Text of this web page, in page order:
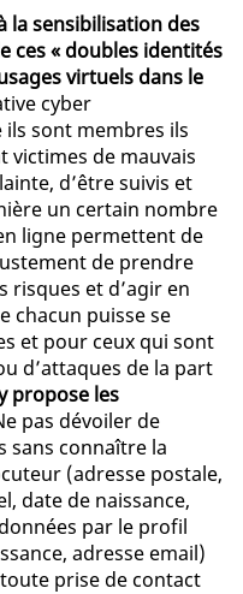
la sensibilisation des
ces « doubles identités
virtuels dans le
cyber
sont membres ils
victimes de mauvais
d’être suivis et
un certain nombre
ligne permettent de
de prendre
risques et d’agir en
chacun puisse se
et pour ceux qui sont
d’attaques de la part
propose les
pas dévoiler de
sans connaître la
(adresse postale,
date de naissance,
par le profil
adresse email)
prise de contact